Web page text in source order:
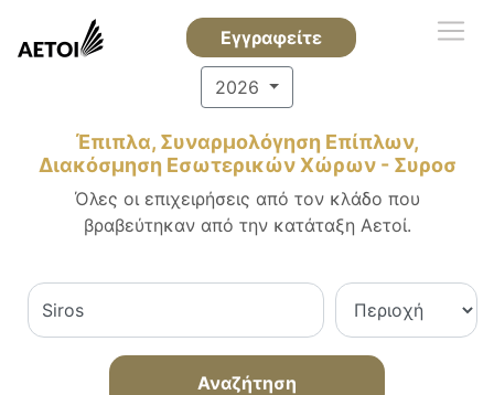
Εγγραφείτε
2026
Έπιπλα, Συναρμολόγηση Επίπλων,
Διακόσμηση Εσωτερικών Χώρων - Συροσ
Όλες οι επιχειρήσεις από τον κλάδο που
βραβεύτηκαν από την κατάταξη Αετοί.
Αναζήτηση